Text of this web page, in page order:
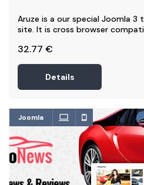
Aruze is a our special Joomla 3
site. It is cross browser
32.77 €
Details
Joomla